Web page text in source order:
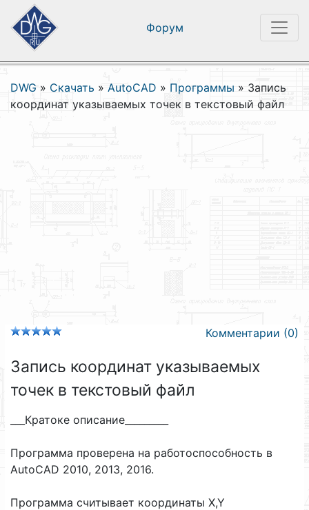
Форум
DWG » Скачать » AutoCAD » Программы » Запись
координат указываемых точек в текстовый файл
Комментарии (0)
Запись координат указываемых
точек в текстовый файл
___Кратоке описание_________
Программа проверена на работоспособность в
AutoCAD 2010, 2013, 2016.
Программа считывает координаты X,Y